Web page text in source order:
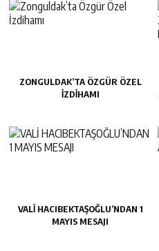
ZONGULDAK’TA ÖZGÜR ÖZEL
İZDIHAMI
VALİ HACIBEKTAŞOĞLU’NDAN 1
MAYIS MESAJI